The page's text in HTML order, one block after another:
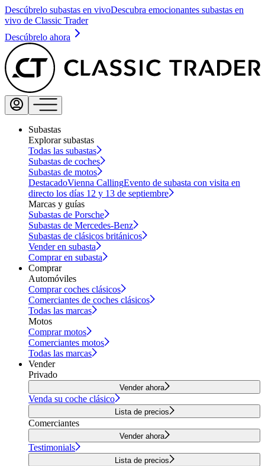
Descúbrelo subastas en vivoDescubra emocionantes subastas en
vivo de Classic Trader
Descúbrelo ahora
Subastas
Explorar subastas
Todas las subastas
Subastas de coches
Subastas de motos
DestacadoVienna CallingEvento de subasta con visita en
directo los días 12 y 13 de septiembre
Marcas y guías
Subastas de Porsche
Subastas de Mercedes-Benz
Subastas de clásicos británicos
Vender en subasta
Comprar en subasta
Comprar
Automóviles
Comprar coches clásicos
Comerciantes de coches clásicos
Todas las marcas
Motos
Comprar motos
Comerciantes motos
Todas las marcas
Vender
Privado
Vender ahora
Venda su coche clásico
Lista de precios
Comerciantes
Vender ahora
Testimonials
Lista de precios